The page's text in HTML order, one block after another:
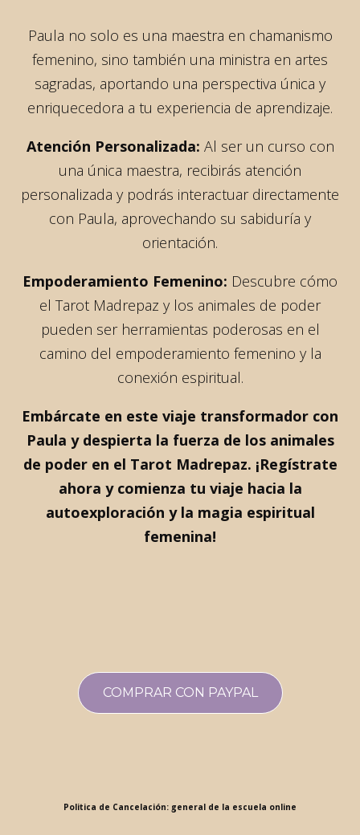
Paula no solo es una maestra en chamanismo
femenino, sino también una ministra en artes
sagradas, aportando una perspectiva única y
enriquecedora a tu experiencia de aprendizaje.
Atención Personalizada: Al ser un curso con
una única maestra, recibirás atención
personalizada y podrás interactuar directamente
con Paula, aprovechando su sabiduría y
orientación.
Empoderamiento Femenino: Descubre cómo
el Tarot Madrepaz y los animales de poder
pueden ser herramientas poderosas en el
camino del empoderamiento femenino y la
conexión espiritual.
Embárcate en este viaje transformador con
Paula y despierta la fuerza de los animales
de poder en el Tarot Madrepaz. ¡Regístrate
ahora y comienza tu viaje hacia la
autoexploración y la magia espiritual
femenina!
COMPRAR CON PAYPAL
Politica de Cancelación: general de la escuela online